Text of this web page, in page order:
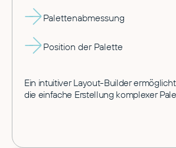
Palettenabmessung
Position der Palette
Ein intuitiver Layout-Builder
die einfache Erstellung komplexer